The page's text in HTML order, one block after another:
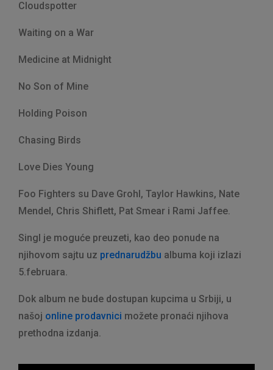
Cloudspotter
Waiting on a War
Medicine at Midnight
No Son of Mine
Holding Poison
Chasing Birds
Love Dies Young
Foo Fighters su Dave Grohl, Taylor Hawkins, Nate
Mendel, Chris Shiflett, Pat Smear i Rami Jaffee.
Singl je moguće preuzeti, kao deo ponude na
njihovom sajtu uz prednarudžbu albuma koji izlazi
5.februara.
Dok album ne bude dostupan kupcima u Srbiji, u
našoj online prodavnici možete pronaći njihova
prethodna izdanja.